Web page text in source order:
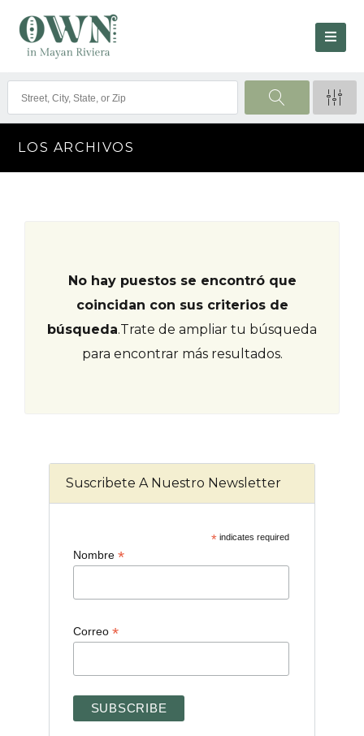
LOS ARCHIVOS
No hay puestos se encontró que
coincidan con sus criterios de
búsqueda.Trate de ampliar tu búsqueda
para encontrar más resultados.
Suscribete A Nuestro Newsletter
*indicates required
Nombre *
Correo *